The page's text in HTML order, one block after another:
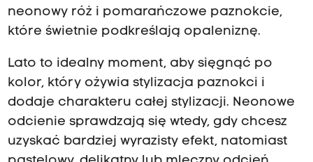
neonowy róż i pomarańczowe paznokcie,
które świetnie podkreślają opaleniznę.
Lato to idealny moment, aby sięgnąć po
kolor, który ożywia stylizacja paznokci i
dodaje charakteru całej stylizacji. Neonowe
odcienie sprawdzają się wtedy, gdy chcesz
uzyskać bardziej wyrazisty efekt, natomiast